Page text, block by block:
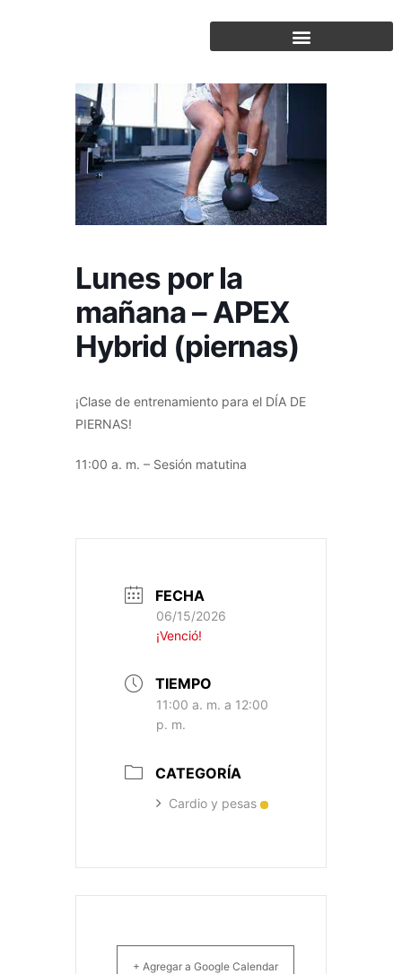
Lunes por la
mañana – APEX
Hybrid (piernas)
¡Clase de entrenamiento para el DÍA DE
PIERNAS!
11:00 a. m. – Sesión matutina
FECHA
06/15/2026
¡Venció!
TIEMPO
11:00 a. m. a 12:00
p. m.
CATEGORÍA
Cardio y pesas
+ Agregar a Google Calendar